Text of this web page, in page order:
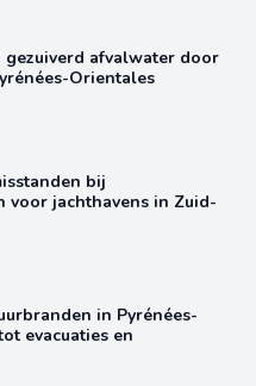
gezuiverd afvalwater door
Orientales
bij
voor jachthavens in Zuid-
in Pyrénées-
evacuaties en